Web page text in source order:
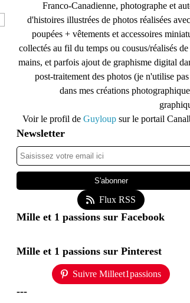
Franco-Canadienne, photographe et
d'histoires illustrées de photos réalisées
poupées + vêtements et accessoires
collectés au fil du temps ou cousus/réalisés de
mains, et parfois ajout de graphisme digital
post-traitement des photos (je n'utilise
dans mes créations
Voir le profil de Guyloup sur le portail
Newsletter
Flux RSS
Mille et 1 passions sur Facebook
Mille et 1 passions sur Pinterest
Suivre Milleet1passions
---